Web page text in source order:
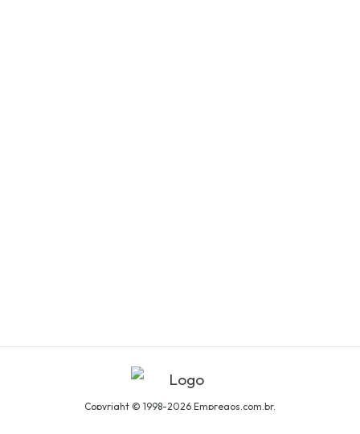
Copyright © 1998-2026 Empregos.com.br.